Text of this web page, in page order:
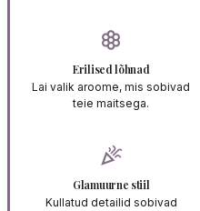
filter_vintage
Erilised lõhnad
Lai valik aroome, mis sobivad
teie maitsega.
celebration
Glamuurne stiil
Kullatud detailid sobivad